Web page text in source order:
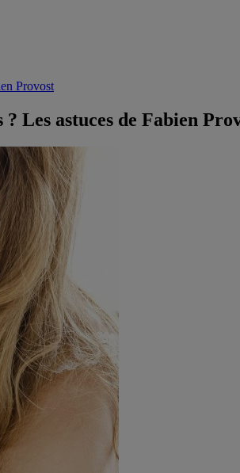
Provost
Les astuces de Fabien